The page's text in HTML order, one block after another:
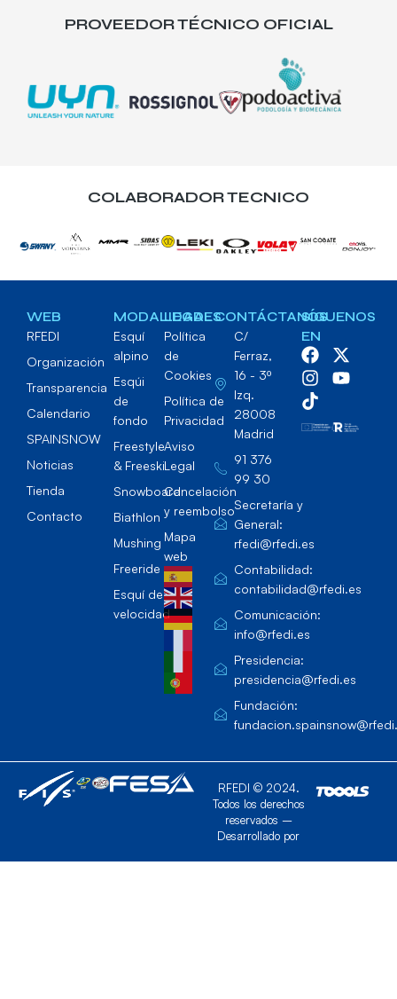
PROVEEDOR TÉCNICO OFICIAL
COLABORADOR TECNICO
WEB
RFEDI
Organización
Transparencia
Calendario
SPAINSNOW
Noticias
Tienda
Contacto
MODALIDADES
Esquí
alpino
Esqúi
de
fondo
Freestyle
& Freeski
Snowboard
Biathlon
Mushing
Freeride
Esquí de
velocidad
LEGAL
Política
de
Cookies
Política de
Privacidad
Aviso
Legal
Cancelación
y reembolso
Mapa
web
CONTÁCTANOS
C/
Ferraz,
16 - 3º
Izq.
28008
Madrid
91 376
99 30
Secretaría y
General:
rfedi@rfedi.es
Contabilidad:
contabilidad@rfedi.es
Comunicación:
info@rfedi.es
Presidencia:
presidencia@rfedi.es
Fundación:
SÍGUENOS
EN
RFEDI © 2024.
Todos los derechos
reservados –
Desarrollado por